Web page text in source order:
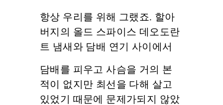
항상 우리를 위해 그랬죠. 할아
버지의 올드 스파이스 데오도란
트 냄새와 담배 연기 사이에서
담배를 피우고 사슴을 거의 본
적이 없지만 최선을 다해 살고
있었기 때문에 문제가되지 않았